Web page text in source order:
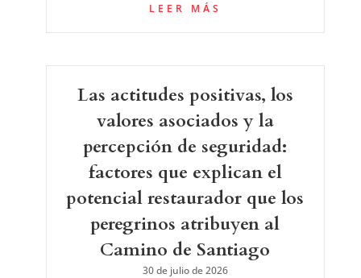
LEER MÁS
Las actitudes positivas, los
valores asociados y la
percepción de seguridad:
factores que explican el
potencial restaurador que los
peregrinos atribuyen al
Camino de Santiago
30 de julio de 2026